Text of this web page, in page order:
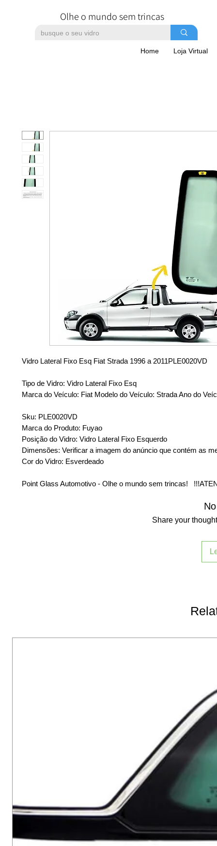
Olhe o mundo sem trincas
Home Loja Virtual
Vidro Lateral Fixo Esq Fiat Strada 1996 a 2011PLE0020VD
Tipo de Vidro: Vidro Lateral Fixo Esq
Marca do Veículo: Fiat Modelo do Veículo: Strada Ano do
Sku: PLE0020VD
Marca do Produto: Fuyao
Posição do Vidro: Vidro Lateral Fixo Esquerdo
Dimensões: Verificar a imagem do anúncio que contém as
Cor do Vidro: Esverdeado
Point Glass Automotivo - Olhe o mundo sem trincas!
Share your